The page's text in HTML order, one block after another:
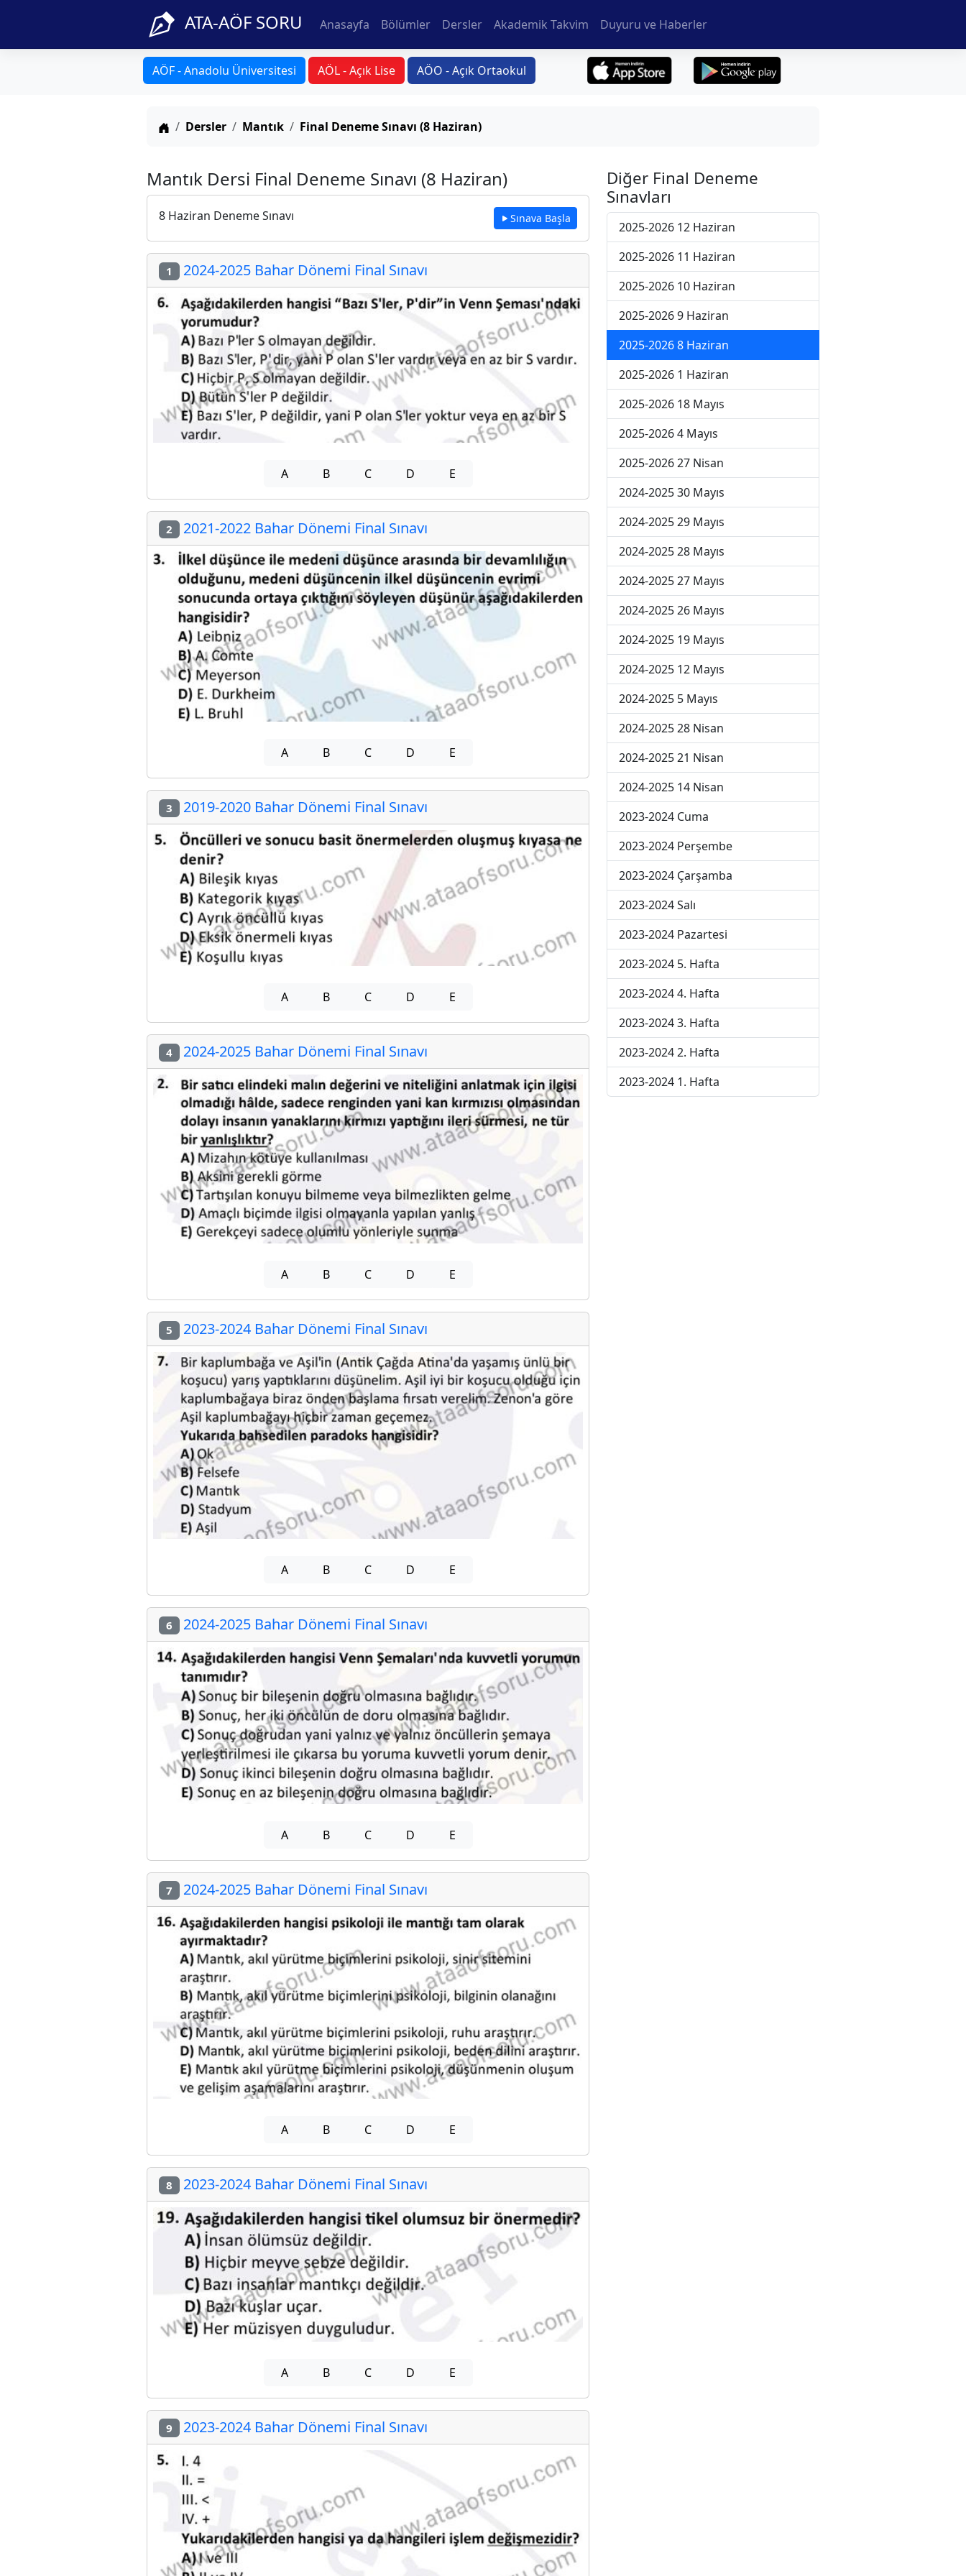
ATA-AÖF SORU Anasayfa Bölümler Dersler Akademik Takvim Duyuru ve Haberler
AÖF - Anadolu Üniversitesi AÖL - Açık Lise AÖO - Açık Ortaokul
Anasayfa
Dersler Mantık Final Deneme Sınavı (8 Haziran)
Mantık Dersi Final Deneme Sınavı (8 Haziran)
8 Haziran Deneme Sınavı Sınava Başla
1 2024-2025 Bahar Dönemi Final Sınavı
A B C D E
2 2021-2022 Bahar Dönemi Final Sınavı
A B C D E
3 2019-2020 Bahar Dönemi Final Sınavı
A B C D E
4 2024-2025 Bahar Dönemi Final Sınavı
A B C D E
5 2023-2024 Bahar Dönemi Final Sınavı
A B C D E
6 2024-2025 Bahar Dönemi Final Sınavı
A B C D E
7 2024-2025 Bahar Dönemi Final Sınavı
A B C D E
8 2023-2024 Bahar Dönemi Final Sınavı
A B C D E
9 2023-2024 Bahar Dönemi Final Sınavı
Diğer Final Deneme
Sınavları
2025-2026 12 Haziran
2025-2026 11 Haziran
2025-2026 10 Haziran
2025-2026 9 Haziran
2025-2026 8 Haziran
2025-2026 1 Haziran
2025-2026 18 Mayıs
2025-2026 4 Mayıs
2025-2026 27 Nisan
2024-2025 30 Mayıs
2024-2025 29 Mayıs
2024-2025 28 Mayıs
2024-2025 27 Mayıs
2024-2025 26 Mayıs
2024-2025 19 Mayıs
2024-2025 12 Mayıs
2024-2025 5 Mayıs
2024-2025 28 Nisan
2024-2025 21 Nisan
2024-2025 14 Nisan
2023-2024 Cuma
2023-2024 Perşembe
2023-2024 Çarşamba
2023-2024 Salı
2023-2024 Pazartesi
2023-2024 5. Hafta
2023-2024 4. Hafta
2023-2024 3. Hafta
2023-2024 2. Hafta
2023-2024 1. Hafta